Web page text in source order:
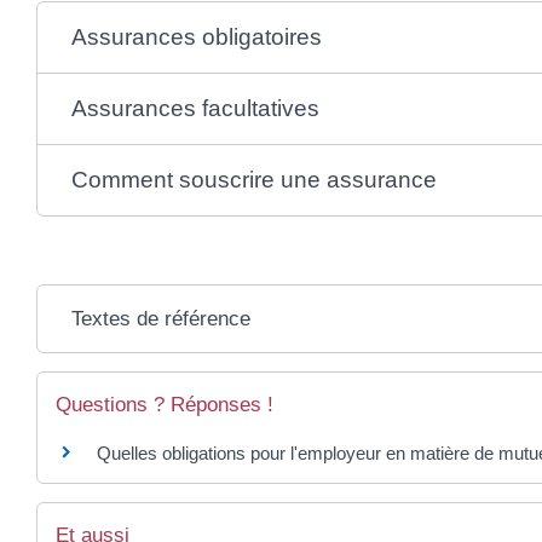
Assurances obligatoires
Assurances facultatives
Comment souscrire une assurance
Textes de référence
Questions ? Réponses !
Quelles obligations pour l'employeur en matière de
Et aussi